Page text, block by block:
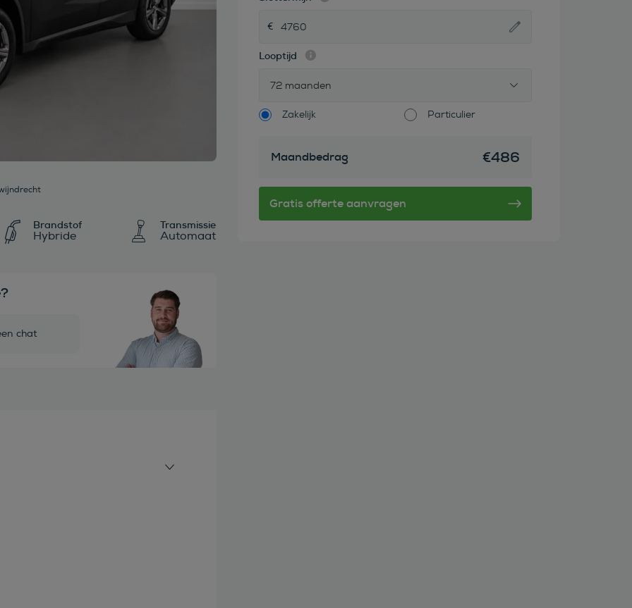
Brandstof
Hybride
Transmissie
Automaat
chat
Looptijd
72 maanden
Zakelijk Particulier
Maandbedrag €486